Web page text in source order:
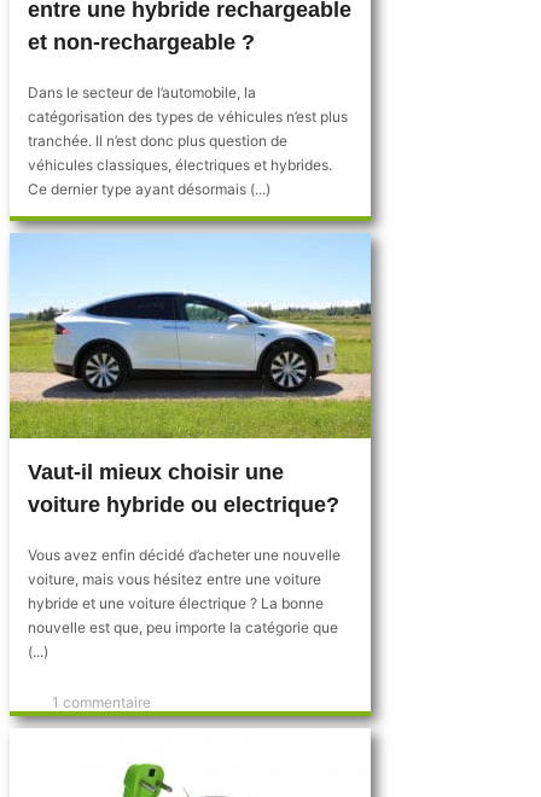
entre une hybride rechargeable
et non-rechargeable ?
Dans le secteur de l’automobile, la
catégorisation des types de véhicules n’est plus
tranchée. Il n’est donc plus question de
véhicules classiques, électriques et hybrides.
Ce dernier type ayant désormais (...)
Vaut-il mieux choisir une
voiture hybride ou electrique?
Vous avez enfin décidé d’acheter une nouvelle
voiture, mais vous hésitez entre une voiture
hybride et une voiture électrique ? La bonne
nouvelle est que, peu importe la catégorie que
(...)
1 commentaire